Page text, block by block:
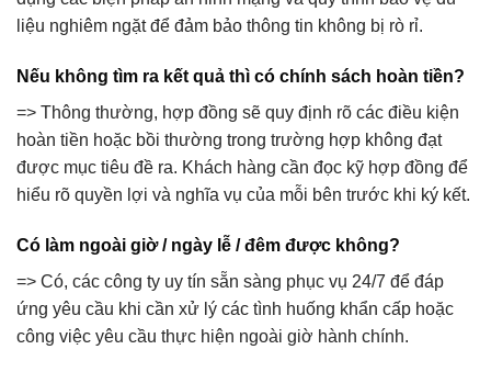
liệu nghiêm ngặt để đảm bảo thông tin không bị rò rỉ.
Nếu không tìm ra kết quả thì có chính sách hoàn tiền?
=> Thông thường, hợp đồng sẽ quy định rõ các điều kiện
hoàn tiền hoặc bồi thường trong trường hợp không đạt
được mục tiêu đề ra. Khách hàng cần đọc kỹ hợp đồng để
hiểu rõ quyền lợi và nghĩa vụ của mỗi bên trước khi ký kết.
Có làm ngoài giờ / ngày lễ / đêm được không?
=> Có, các công ty uy tín sẵn sàng phục vụ 24/7 để đáp
ứng yêu cầu khi cần xử lý các tình huống khẩn cấp hoặc
công việc yêu cầu thực hiện ngoài giờ hành chính.